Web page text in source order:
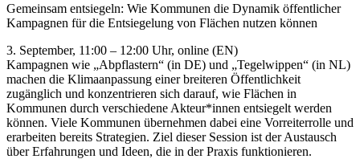
Gemeinsam entsiegeln: Wie Kommunen die Dynamik öffentlicher
Kampagnen für die Entsiegelung von Flächen nutzen können
3. September, 11:00 – 12:00 Uhr, online (EN)
Kampagnen wie „Abpflastern“ (in DE) und „Tegelwippen“ (in NL)
machen die Klimaanpassung einer breiteren Öffentlichkeit
zugänglich und konzentrieren sich darauf, wie Flächen in
Kommunen durch verschiedene Akteur*innen entsiegelt werden
können. Viele Kommunen übernehmen dabei eine Vorreiterrolle und
erarbeiten bereits Strategien. Ziel dieser Session ist der Austausch
über Erfahrungen und Ideen, die in der Praxis funktionieren.